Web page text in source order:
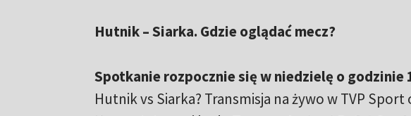
Hutnik – Siarka. Gdzie oglądać mecz?
Spotkanie rozpocznie się w niedzielę o godzinie
Hutnik vs Siarka? Transmisja na żywo w TVP Sport